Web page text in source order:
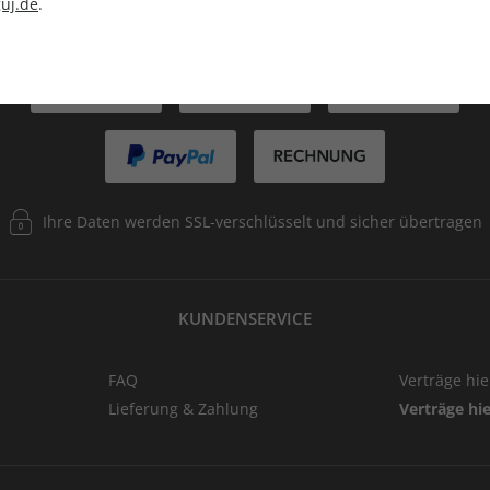
Ihre Daten werden SSL-verschlüsselt und sicher übertragen
KUNDENSERVICE
FAQ
Lieferung & Zahlung
Verträge
Verträge